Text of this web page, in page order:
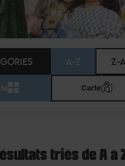
A-Z Z-A
Carte
triés de A à